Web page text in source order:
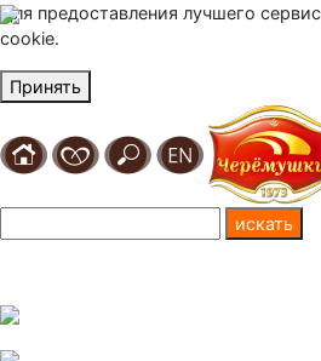
Для предоставления лучшего
cookie.
Принять